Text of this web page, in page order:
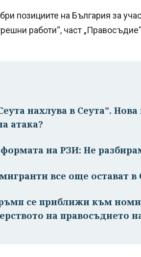
позициите на България за
работи“, част
нахлува в Сеута".
атака?
на РЗИ: Не
все още остават в
се приближи към
на правосъдието